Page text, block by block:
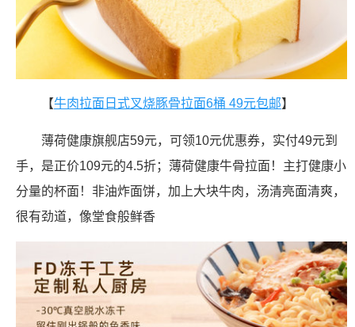
【牛肉拉面日式叉烧豚骨拉面6桶 49元包邮】
薄荷健康旗舰店59元，可领10元优惠券，实付49元到
手，是正价109元的4.5折；薄荷健康牛骨拉面！主打健康小
分量的杯面！非油炸面饼，加上大块牛肉，汤清亮面清爽，
很有劲道，像堂食般鲜香